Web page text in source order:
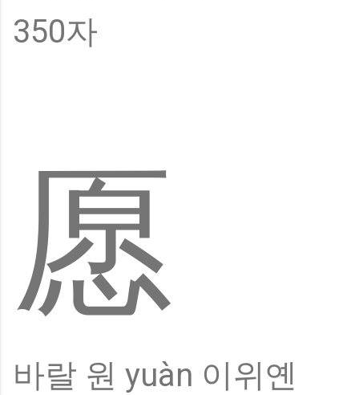
350자
愿
바랄 원 yuàn 이위옌